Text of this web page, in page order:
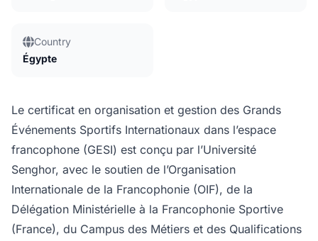
Country
Égypte
Le certificat en organisation et gestion des Grands
Événements Sportifs Internationaux dans l’espace
francophone (GESI) est conçu par l’Université
Senghor, avec le soutien de l’Organisation
Internationale de la Francophonie (OIF), de la
Délégation Ministérielle à la Francophonie Sportive
(France), du Campus des Métiers et des Qualifications